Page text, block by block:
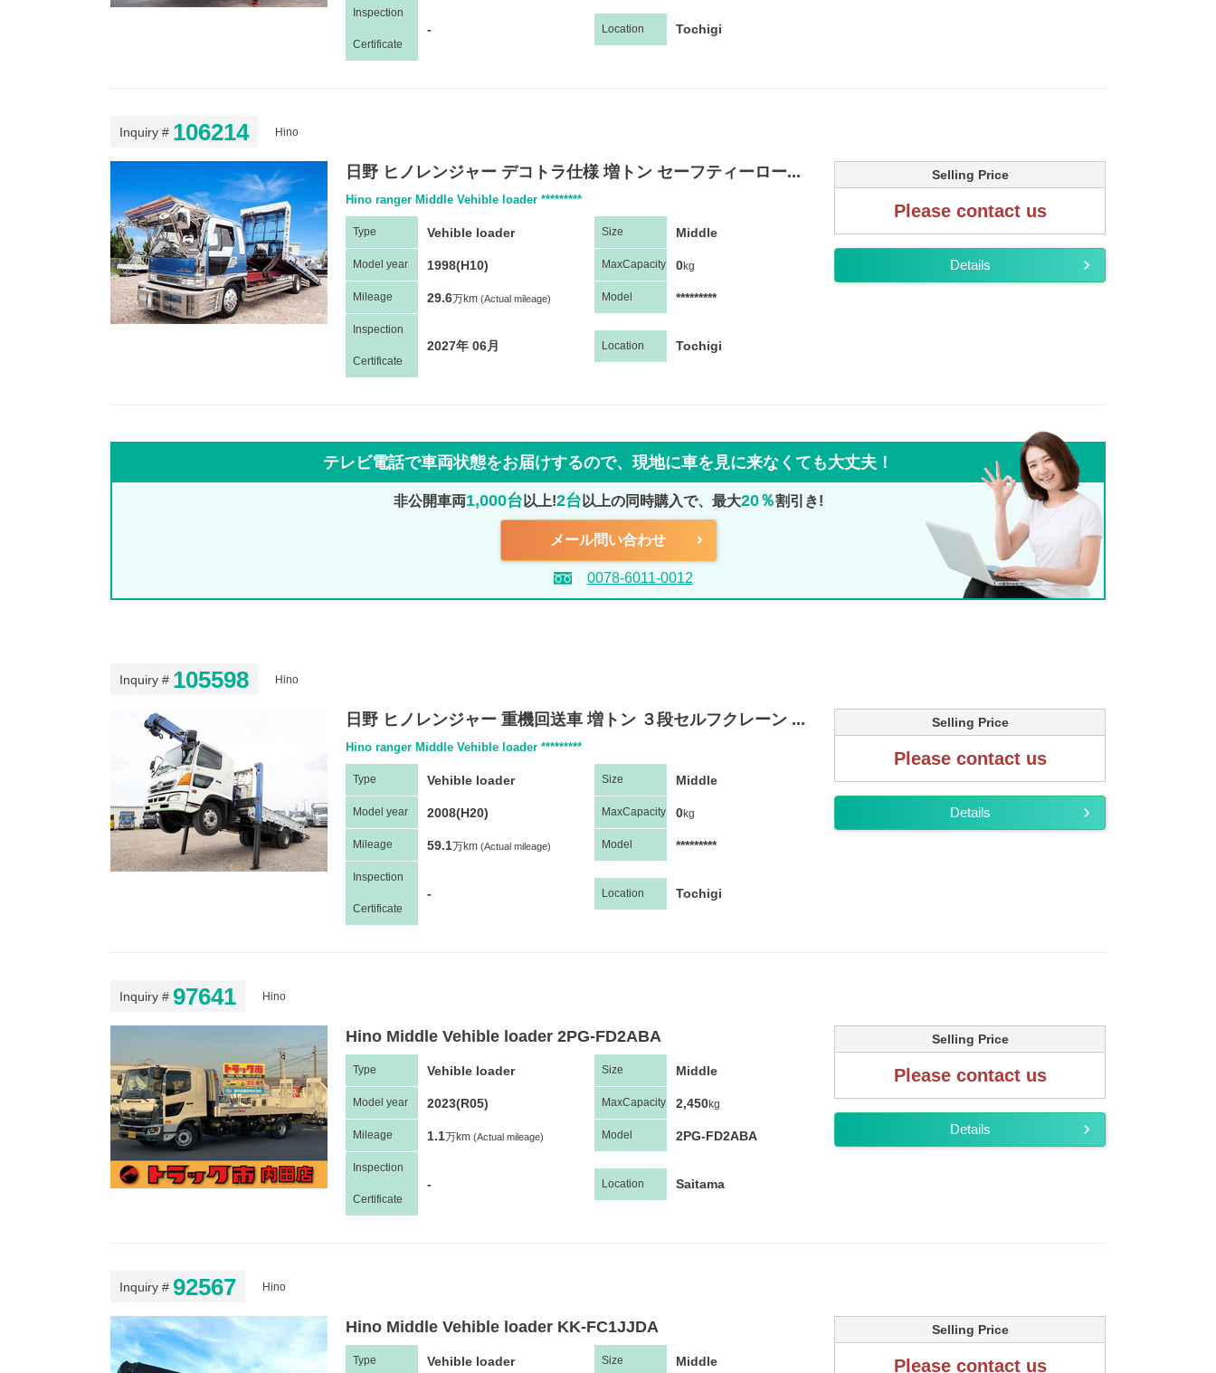
Inspection
Certificate
- Location Tochigi
Inquiry # 106214 Hino
日野 ヒノレンジャー デコトラ仕様 増トン セーフティーロー...
Hino ranger Middle Vehible loader *********
Type Vehible loader Size Middle
Model year 1998(H10) MaxCapacity 0kg
Mileage 29.6万km (Actual mileage) Model *********
Inspection
Certificate
2027年 06月 Location Tochigi
Selling Price
Please contact us
Details
テレビ電話で車両状態をお届けするので、 現地に車を見に来なくても大丈夫！
非公開車両1,000台 以上!2台 以上の同時購入で、最大20％割引き!
メール問い合わせ
0078-6011-0012
Inquiry # 105598 Hino
日野 ヒノレンジャー 重機回送車 増トン ３段セルフクレーン ...
Hino ranger Middle Vehible loader *********
Type Vehible loader Size Middle
Model year 2008(H20) MaxCapacity 0kg
Mileage 59.1万km (Actual mileage) Model *********
Inspection
Certificate
- Location Tochigi
Selling Price
Please contact us
Details
Inquiry # 97641 Hino
Hino Middle Vehible loader 2PG-FD2ABA
Type Vehible loader Size Middle
Model year 2023(R05) MaxCapacity 2,450kg
Mileage 1.1万km (Actual mileage) Model 2PG-FD2ABA
Inspection
Certificate
- Location Saitama
Selling Price
Please contact us
Details
Inquiry # 92567 Hino
Hino Middle Vehible loader KK-FC1JJDA
Type Vehible loader Size Middle
Selling Price
Please contact us